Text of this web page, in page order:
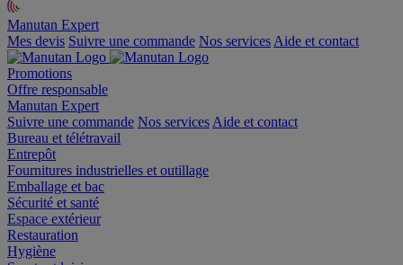
Manutan Expert
offre reconditionnée
Mes devis Suivre une commande Nos services
Promotions
Offre responsable
Manutan Expert
Suivre une commande
Bureau et télétravail
Entrepôt
Fournitures industrielles et outillage
Emballage et bac
Sécurité et santé
Espace extérieur
Restauration